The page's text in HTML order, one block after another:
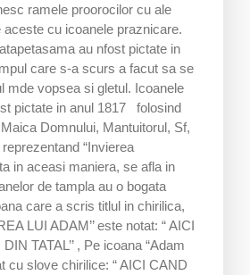
ramele proorocilor cu ale
aceste cu icoanele praznicare.
au nfost pictate in
care s-a scurs a facut sa se
mde vopsea si gletul. Icoanele
pictate in anul 1817 folosind
Domnului, Mantuitorul, Sf,
“Invierea
in aceasi maniera, se afla in
de tampla au o bogata
care a scris titlul in chirilica,
LUI ADAM’’ este notat: “ AICI
TATAL’’ , Pe icoana “Adam
cu slove chirilice: “ AICI CAND